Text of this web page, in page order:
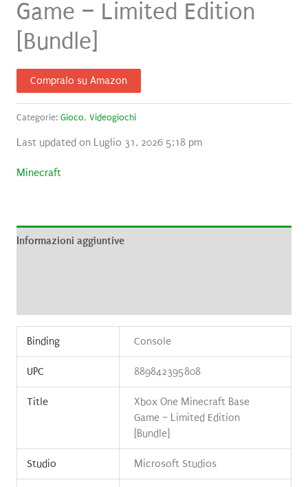
Game – Limited Edition
[Bundle]
Compralo su Amazon
Categorie: Gioco, Videogiochi
Last updated on Luglio 31, 2026 5:18 pm
Minecraft
Informazioni aggiuntive
Binding Console
UPC 889842395808
Title
Xbox One Minecraft Base
Game – Limited Edition
[Bundle]
Studio Microsoft Studios